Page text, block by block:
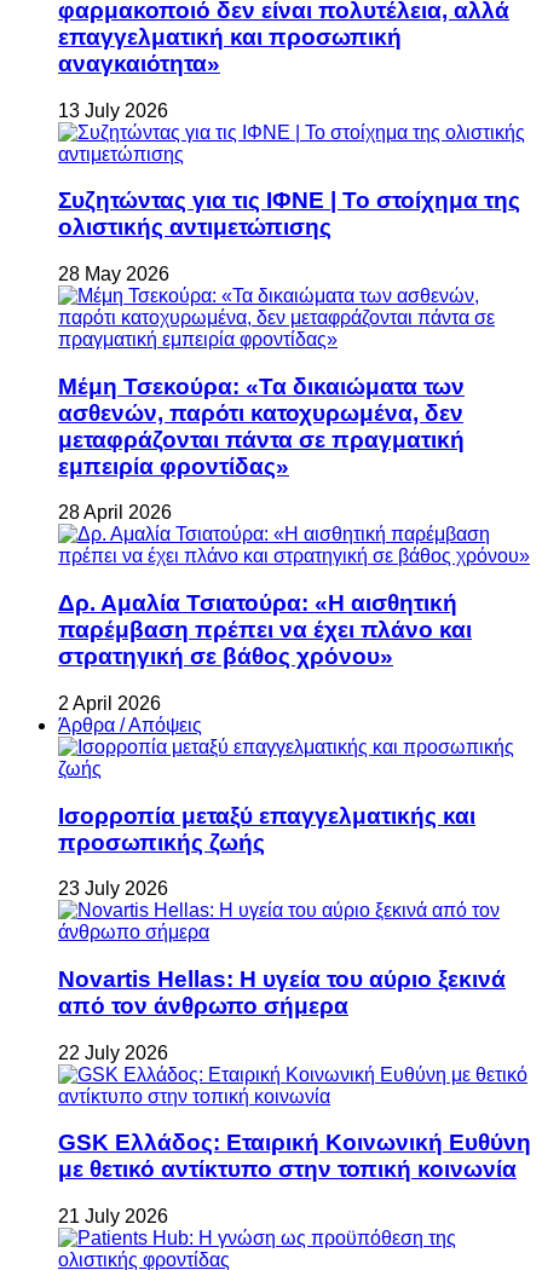
φαρμακοποιό δεν είναι πολυτέλεια, αλλά
επαγγελματική και προσωπική
αναγκαιότητα»
13 July 2026
Συζητώντας για τις ΙΦΝΕ | Το στοίχημα της
ολιστικής αντιμετώπισης
28 May 2026
Μέμη Τσεκούρα: «Τα δικαιώματα των
ασθενών, παρότι κατοχυρωμένα, δεν
μεταφράζονται πάντα σε πραγματική
εμπειρία φροντίδας»
28 April 2026
Δρ. Αμαλία Τσιατούρα: «Η αισθητική
παρέμβαση πρέπει να έχει πλάνο και
στρατηγική σε βάθος χρόνου»
2 April 2026
Άρθρα / Απόψεις
Ισορροπία μεταξύ επαγγελματικής και
προσωπικής ζωής
23 July 2026
Novartis Hellas: Η υγεία του αύριο ξεκινά
από τον άνθρωπο σήμερα
22 July 2026
GSK Ελλάδος: Εταιρική Κοινωνική Ευθύνη
με θετικό αντίκτυπο στην τοπική κοινωνία
21 July 2026